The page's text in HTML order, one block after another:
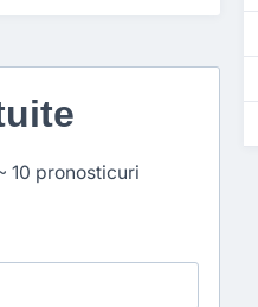
10 pronosticuri